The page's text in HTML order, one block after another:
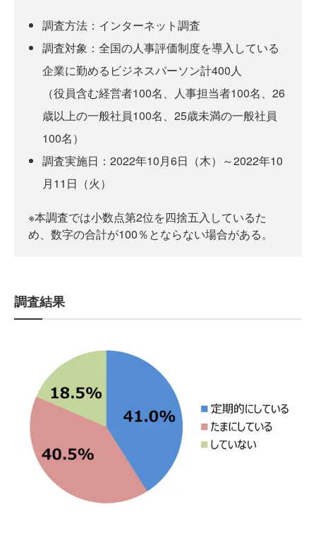
調査方法：インターネット調査
調査対象：全国の人事評価制度を導入している
企業に勤めるビジネスパーソン計400人
（役員含む経営者100名、人事担当者100名、26
歳以上の一般社員100名、25歳未満の一般社員
100名）
調査実施日：2022年10月6日（木）～2022年10
月11日（火）
※本調査では小数点第2位を四捨五入しているた
め、数字の合計が100％とならない場合がある。
調査結果